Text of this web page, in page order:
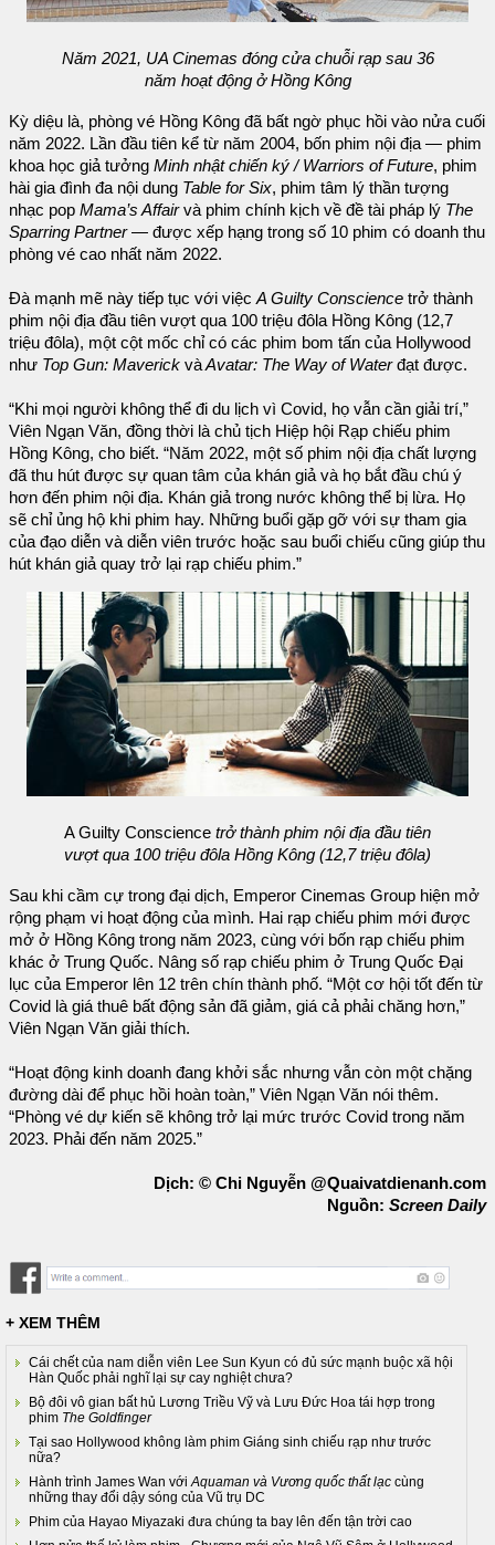
Năm 2021, UA Cinemas đóng cửa chuỗi rạp sau 36
năm hoạt động ở Hồng Kông
Kỳ diệu là, phòng vé Hồng Kông đã bất ngờ phục hồi vào nửa cuối
năm 2022. Lần đầu tiên kể từ năm 2004, bốn phim nội địa — phim
khoa học giả tưởng Minh nhật chiến ký / Warriors of Future, phim
hài gia đình đa nội dung Table for Six, phim tâm lý thần tượng
nhạc pop Mama’s Affairvà phim chính kịch về đề tài pháp lý The
Sparring Partner— được xếp hạng trong số 10 phim có doanh thu
phòng vé cao nhất năm 2022.
Đà mạnh mẽ này tiếp tục với việcA Guilty Conscience trở thành
phim nội địa đầu tiên vượt qua 100 triệu đôla Hồng Kông (12,7
triệu đôla), một cột mốc chỉ có các phim bom tấn của Hollywood
như Top Gun: Maverick vàAvatar: The Way of Waterđạt được.
“Khi mọi người không thể đi du lịch vì Covid, họ vẫn cần giải trí,”
Viên Ngạn Văn, đồng thời là chủ tịch Hiệp hội Rạp chiếu phim
Hồng Kông, cho biết. “Năm 2022, một số phim nội địa chất lượng
đã thu hút được sự quan tâm của khán giả và họ bắt đầu chú ý
hơn đến phim nội địa. Khán giả trong nước không thể bị lừa. Họ
sẽ chỉ ủng hộ khi phim hay. Những buổi gặp gỡ với sự tham gia
của đạo diễn và diễn viên trước hoặc sau buổi chiếu cũng giúp thu
hút khán giả quay trở lại rạp chiếu phim.”
A Guilty Conscience trở thành phim nội địa đầu tiên
vượt qua 100 triệu đôla Hồng Kông (12,7 triệu đôla)
Sau khi cầm cự trong đại dịch, Emperor Cinemas Group hiện mở
rộng phạm vi hoạt động của mình. Hai rạp chiếu phim mới được
mở ở Hồng Kông trong năm 2023, cùng với bốn rạp chiếu phim
khác ở Trung Quốc. Nâng số rạp chiếu phim ở Trung Quốc Đại
lục của Emperor lên 12 trên chín thành phố. “Một cơ hội tốt đến từ
Covid là giá thuê bất động sản đã giảm, giá cả phải chăng hơn,”
Viên Ngạn Văn giải thích.
“Hoạt động kinh doanh đang khởi sắc nhưng vẫn còn một chặng
đường dài để phục hồi hoàn toàn,” Viên Ngạn Văn nói thêm.
“Phòng vé dự kiến sẽ không trở lại mức trước Covid trong năm
2023. Phải đến năm 2025.”
Dịch: © Chi Nguyễn @Quaivatdienanh.com
Nguồn: Screen Daily
+ XEM THÊM
Cái chết của nam diễn viên Lee Sun Kyun có đủ sức mạnh buộc xã hội
Hàn Quốc phải nghĩ lại sự cay nghiệt chưa?
Bộ đôi vô gian bất hủ Lương Triều Vỹ và Lưu Đức Hoa tái hợp trong
phim The Goldfinger
Tại sao Hollywood không làm phim Giáng sinh chiếu rạp như trước
nữa?
Hành trình James Wan với Aquaman và Vương quốc thất lạc cùng
những thay đổi dậy sóng của Vũ trụ DC
Phim của Hayao Miyazaki đưa chúng ta bay lên đến tận trời cao